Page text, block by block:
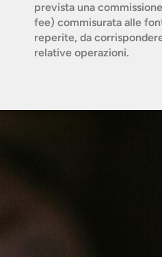
prevista una
fee) commisurata alle
reperite, da
relative operazioni.